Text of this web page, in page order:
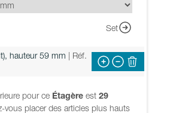
Set
hauteur 59 mm | Réf.
pour ce Étagère est 29
vous placer des articles plus hauts